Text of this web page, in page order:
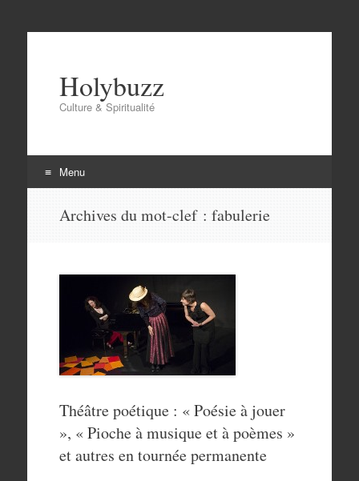
Holybuzz
Culture & Spiritualité
Menu
Archives du mot-clef : fabulerie
Théâtre poétique : « Poésie à jouer
», « Pioche à musique et à poèmes »
et autres en tournée permanente